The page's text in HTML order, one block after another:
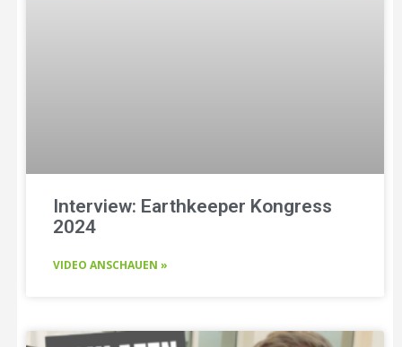
Interview: Earthkeeper Kongress
2024
VIDEO ANSCHAUEN »